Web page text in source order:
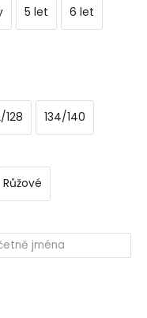
5 let 6 let
128 134/140
Růžové